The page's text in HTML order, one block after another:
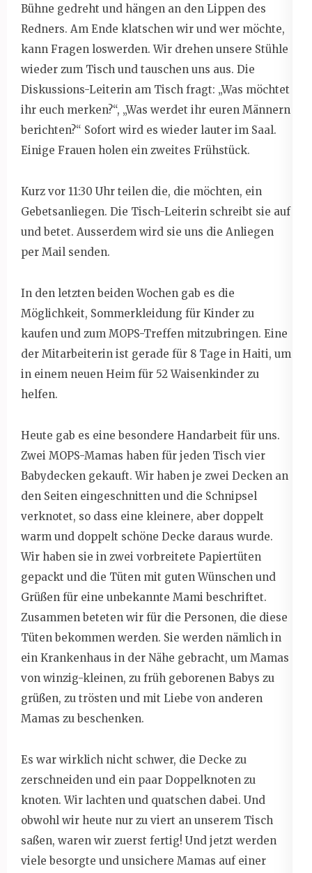
Bühne gedreht und hängen an den Lippen des
Redners. Am Ende klatschen wir und wer möchte,
kann Fragen loswerden. Wir drehen unsere Stühle
wieder zum Tisch und tauschen uns aus. Die
Diskussions-Leiterin am Tisch fragt: „Was möchtet
ihr euch merken?“, „Was werdet ihr euren Männern
berichten?“ Sofort wird es wieder lauter im Saal.
Einige Frauen holen ein zweites Frühstück.
Kurz vor 11:30 Uhr teilen die, die möchten, ein
Gebetsanliegen. Die Tisch-Leiterin schreibt sie auf
und betet. Ausserdem wird sie uns die Anliegen
per Mail senden.
In den letzten beiden Wochen gab es die
Möglichkeit, Sommerkleidung für Kinder zu
kaufen und zum MOPS-Treffen mitzubringen. Eine
der Mitarbeiterin ist gerade für 8 Tage in Haiti, um
in einem neuen Heim für 52 Waisenkinder zu
helfen.
Heute gab es eine besondere Handarbeit für uns.
Zwei MOPS-Mamas haben für jeden Tisch vier
Babydecken gekauft. Wir haben je zwei Decken an
den Seiten eingeschnitten und die Schnipsel
verknotet, so dass eine kleinere, aber doppelt
warm und doppelt schöne Decke daraus wurde.
Wir haben sie in zwei vorbreitete Papiertüten
gepackt und die Tüten mit guten Wünschen und
Grüßen für eine unbekannte Mami beschriftet.
Zusammen beteten wir für die Personen, die diese
Tüten bekommen werden. Sie werden nämlich in
ein Krankenhaus in der Nähe gebracht, um Mamas
von winzig-kleinen, zu früh geborenen Babys zu
grüßen, zu trösten und mit Liebe von anderen
Mamas zu beschenken.
Es war wirklich nicht schwer, die Decke zu
zerschneiden und ein paar Doppelknoten zu
knoten. Wir lachten und quatschen dabei. Und
obwohl wir heute nur zu viert an unserem Tisch
saßen, waren wir zuerst fertig! Und jetzt werden
viele besorgte und unsichere Mamas auf einer